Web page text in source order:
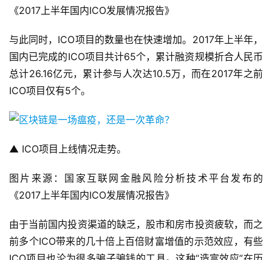
《2017上半年国内ICO发展情况报告》
与此同时，ICO项目的数量也在快速增加。2017年上半年，
国内已完成的ICO项目共计65个，累计融资规模折合人民币
总计26.16亿元，累计参与人次达10.5万，而在2017年之前
ICO项目仅有5个。
▲ ICO项目上线情况走势。
图片来源：国家互联网金融风险分析技术平台发布的
《2017上半年国内ICO发展情况报告》
由于当前国内投资渠道的缺乏，股市和房市投资疲软，而之
前多个ICO带来的几十倍上百倍财富增值的示范效应，有些